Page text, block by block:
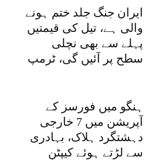
ایران جنگ جلد ختم ہونے
والی ہے، تیل کی قیمتیں
پہلے سے بھی نچلی
سطح پر آئیں گی، ٹرمپ
ہنگو میں فورسز کے
آپریشن میں 7 خارجی
دہشتگرد ہلاک، بہادری
سے لڑتے ہوئے کیپٹن